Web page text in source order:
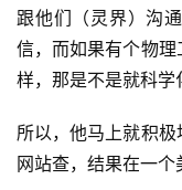
跟他们（灵界）沟
信，而如果有个物
样，那是不是就科学
所以，他马上就积
网站查，结果在一个